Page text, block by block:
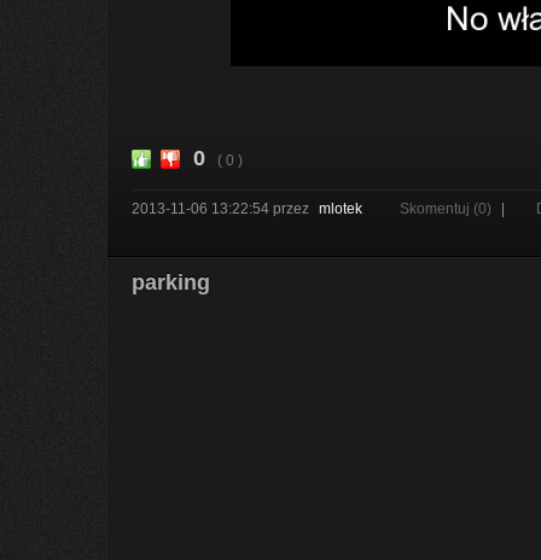
0 ( 0 )
2013-11-06 13:22:54 przez mlotek Skomentuj (0)
parking